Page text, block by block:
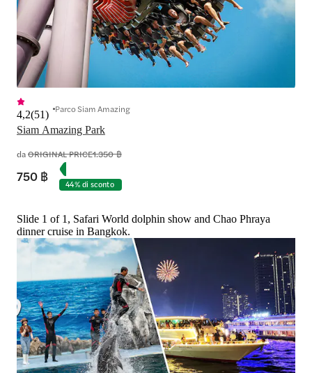
Siam Amazing Park
4,2(51) Parco Siam Amazing
daORIGINAL PRICE1.350 ฿
750 ฿ 44% di sconto
Slide 1 of 1, Safari World dolphin show and Chao Phraya
dinner cruise in Bangkok.